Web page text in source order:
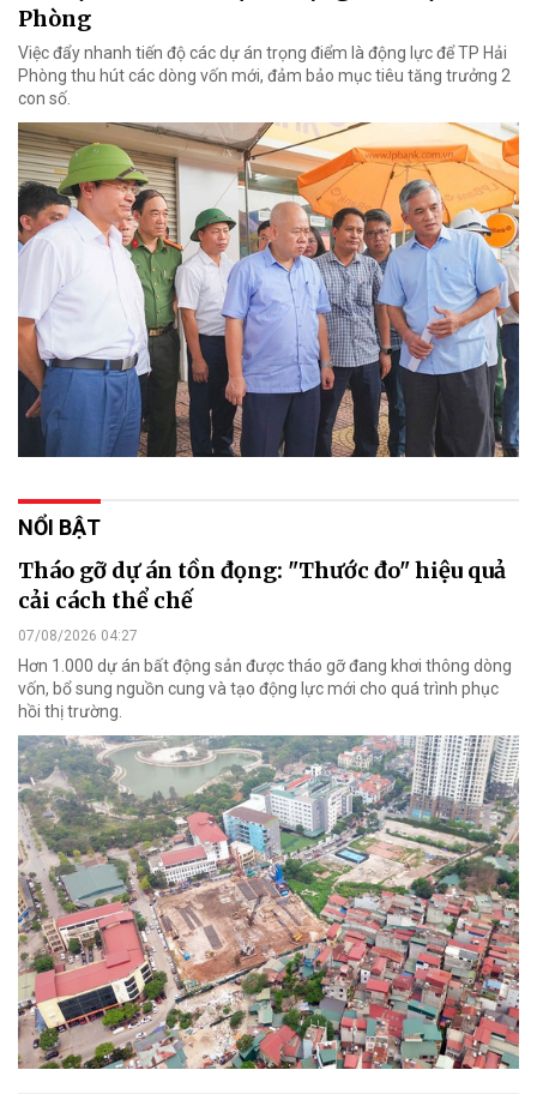
Phòng
Việc đẩy nhanh tiến độ các dự án trọng điểm là động lực để TP Hải
Phòng thu hút các dòng vốn mới, đảm bảo mục tiêu tăng trưởng 2
con số.
NỔI BẬT
Tháo gỡ dự án tồn đọng: "Thước đo" hiệu quả
cải cách thể chế
07/08/2026 04:27
Hơn 1.000 dự án bất động sản được tháo gỡ đang khơi thông dòng
vốn, bổ sung nguồn cung và tạo động lực mới cho quá trình phục
hồi thị trường.